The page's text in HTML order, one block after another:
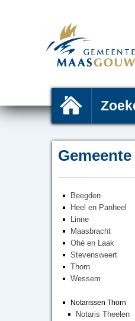
Gemeente
Beegden
Heel en Panheel
Linne
Maasbracht
Ohé en Laak
Stevensweert
Thorn
Wessem
Notarissen Thorn
Notaris Theelen